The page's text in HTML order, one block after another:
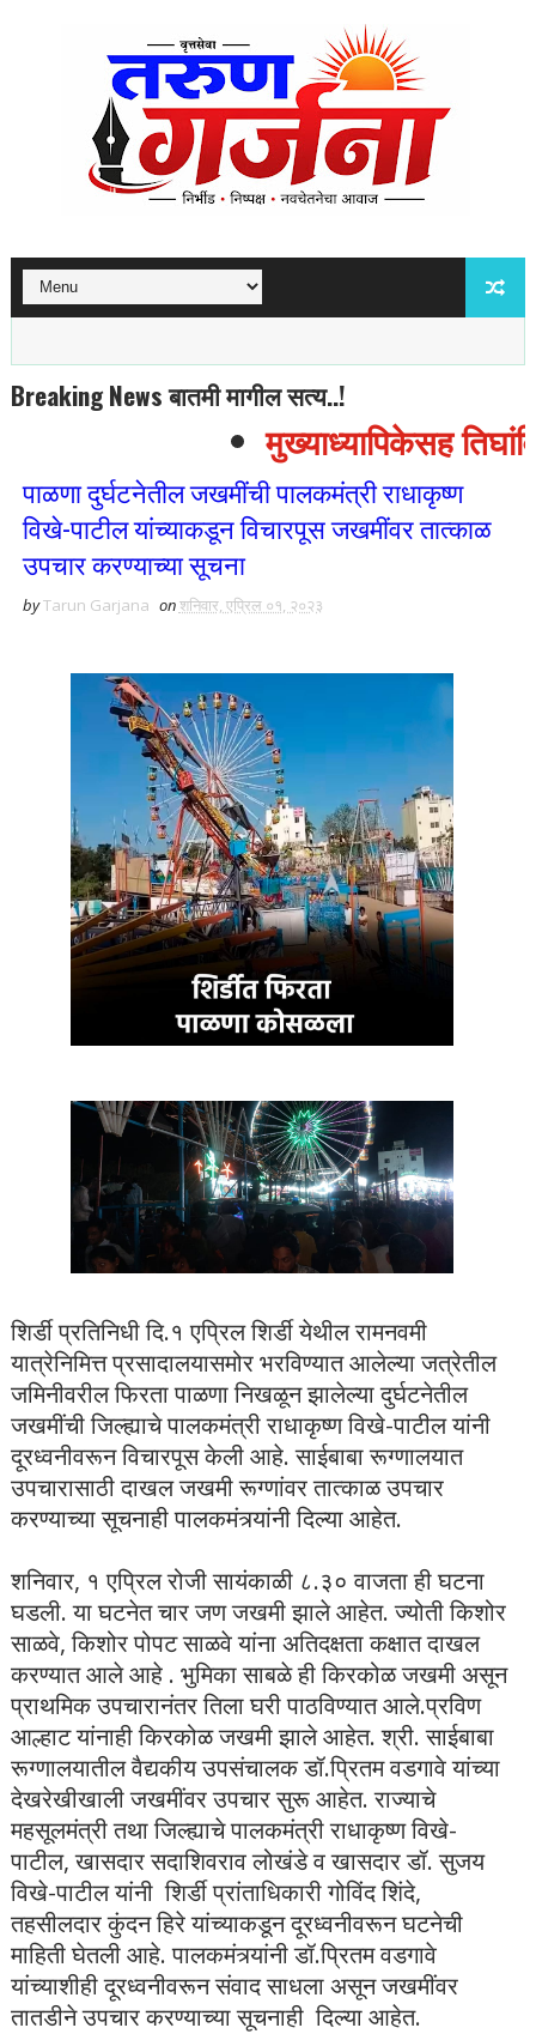
Breaking News बातमी मागील सत्य..!
मुख्याध्यापिकेसह
पाळणा दुर्घटनेतील जखमींची पालकमंत्री राधाकृष्ण
विखे-पाटील यांच्याकडून विचारपूस जखमींवर तात्काळ
उपचार करण्याच्या सूचना
byTarun Garjana onशनिवार, एप्रिल ०१, २०२३
शिर्डी प्रतिनिधी दि.१ एप्रिल शिर्डी येथील रामनवमी
यात्रेनिमित्त प्रसादालयासमोर भरविण्यात आलेल्या जत्रेतील
जमिनीवरील फिरता पाळणा निखळून झालेल्या दुर्घटनेतील
जखमींची जिल्ह्याचे पालकमंत्री राधाकृष्ण विखे-पाटील यांनी
दूरध्वनीवरून विचारपूस केली आहे. साईबाबा रूग्णालयात
उपचारासाठी दाखल जखमी रूग्णांवर तात्काळ उपचार
करण्याच्या सूचनाही पालकमंत्र्यांनी दिल्या आहेत.
शनिवार, १ एप्रिल रोजी सायंकाळी ८.३० वाजता ही घटना
घडली. या घटनेत चार जण जखमी झाले आहेत‌. ज्योती किशोर
साळवे, किशोर पोपट साळवे यांना अतिदक्षता कक्षात दाखल
करण्यात आले आहे ‌. भुमिका साबळे‌ ही किरकोळ जखमी असून
प्राथमिक उपचारानंतर तिला घरी पाठविण्यात आले.प्रविण
आल्हाट यांना‌ही किरकोळ जखमी झाले आहेत. श्री. साईबाबा
रूग्णालयातील वैद्यकीय उपसंचालक डॉ.प्रितम वडगावे यांच्या
देखरेखीखाली जखमींवर उपचार सुरू आहेत. राज्याचे
महसूलमंत्री तथा जिल्ह्याचे पालकमंत्री राधाकृष्ण विखे-
पाटील, खासदार सदाशिवराव लोखंडे व खासदार डॉ. सुजय
विखे-पाटील यांनी शिर्डी प्रांताधिकारी गोविंद शिंदे,
तहसीलदार कुंदन हिरे यांच्याकडून दूरध्वनीवरून घटनेची
माहिती घेतली आहे. पालकमंत्र्यांनी डॉ.प्रितम वडगावे
यांच्याशीही दूरध्वनीवरून संवाद साधला असून जखमींवर
तातडीने उपचार करण्याच्या सूचनाही दिल्या आहेत.